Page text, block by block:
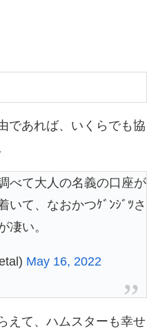
であれば、いくらでも協
べて大人の名義の口座が
いて、なおかつｹﾞﾝｼﾞﾂさ
凄い。
May 16, 2022
えて、ハムスターも幸せ